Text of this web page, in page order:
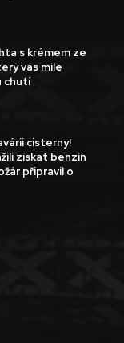
s krémem ze
vás mile
chutí
cisterny!
získat benzín
připravil o